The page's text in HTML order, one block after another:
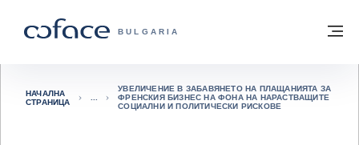
COFACE FOR TRADE - GROUP WEBSITE
BULGARIA
Обратно към начална страница
НАЧАЛНА
СТРАНИЦА
УВЕЛИЧЕНИЕ В ЗАБАВЯНЕТО НА ПЛАЩАНИЯТА ЗА
ФРЕНСКИЯ БИЗНЕС НА ФОНА НА НАРАСТВАЩИТЕ
СОЦИАЛНИ И ПОЛИТИЧЕСКИ РИСКОВЕ